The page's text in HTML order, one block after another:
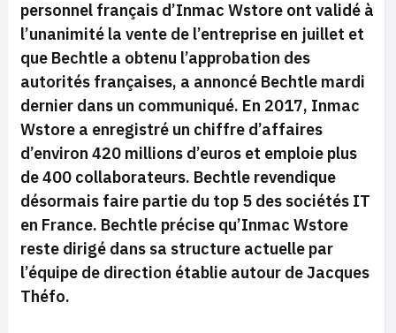
personnel français d’Inmac Wstore ont validé à
l’unanimité la vente de l’entreprise en juillet et
que Bechtle a obtenu l’approbation des
autorités françaises, a annoncé Bechtle mardi
dernier dans un communiqué. En 2017, Inmac
Wstore a enregistré un chiffre d’affaires
d’environ 420 millions d’euros et emploie plus
de 400 collaborateurs. Bechtle revendique
désormais faire partie du top 5 des sociétés IT
en France. Bechtle précise qu’Inmac Wstore
reste dirigé dans sa structure actuelle par
l’équipe de direction établie autour de Jacques
Théfo.